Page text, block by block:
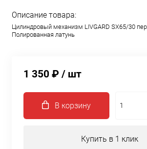
Описание товара:
Цилиндровый механизм LIVGARD SX65/30
Полированная латунь
1 350 ₽ / шт
В корзину
Купить в 1 клик